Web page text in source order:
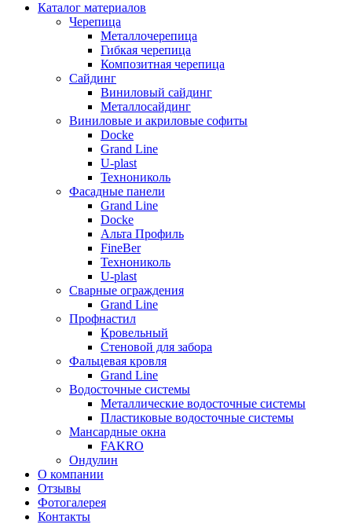
Каталог материалов
Черепица
Металлочерепица
Гибкая черепица
Композитная черепица
Сайдинг
Виниловый сайдинг
Металлосайдинг
Виниловые и акриловые софиты
Docke
Grand Line
U-plast
Технониколь
Фасадные панели
Grand Line
Docke
Альта Профиль
FineBer
Технониколь
U-plast
Сварные ограждения
Grand Line
Профнастил
Кровельный
Стеновой для забора
Фальцевая кровля
Grand Line
Водосточные системы
Металлические водосточные системы
Пластиковые водосточные системы
Мансардные окна
FAKRO
Ондулин
О компании
Отзывы
Фотогалерея
Контакты